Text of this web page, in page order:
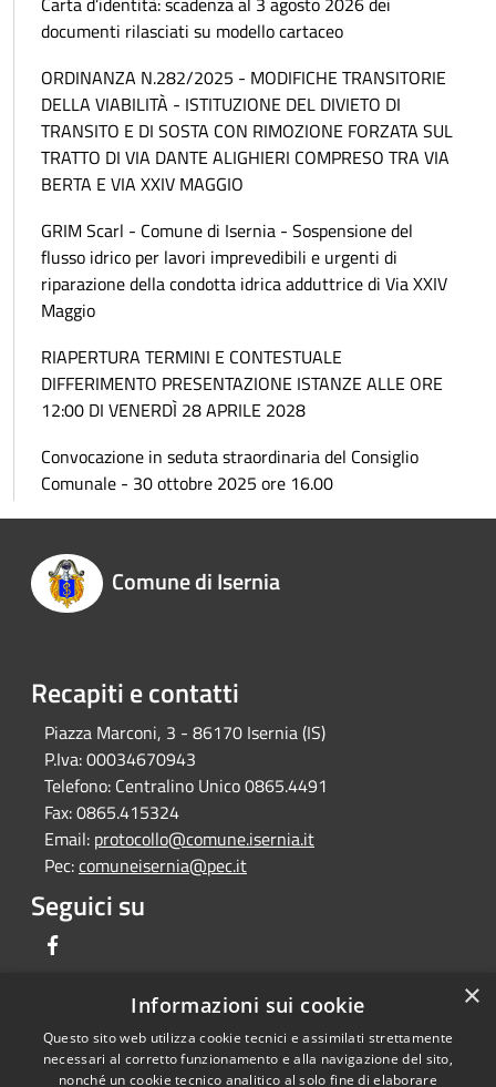
documenti rilasciati su modello cartaceo
ORDINANZA N.282/2025 - MODIFICHE TRANSITORIE
DELLA VIABILITÀ - ISTITUZIONE DEL DIVIETO DI
TRANSITO E DI SOSTA CON RIMOZIONE FORZATA SUL
TRATTO DI VIA DANTE ALIGHIERI COMPRESO TRA VIA
BERTA E VIA XXIV MAGGIO
GRIM Scarl - Comune di Isernia - Sospensione del
flusso idrico per lavori imprevedibili e urgenti di
riparazione della condotta idrica adduttrice di Via XXIV
Maggio
RIAPERTURA TERMINI E CONTESTUALE
DIFFERIMENTO PRESENTAZIONE ISTANZE ALLE ORE
12:00 DI VENERDÌ 28 APRILE 2028
Convocazione in seduta straordinaria del Consiglio
Comunale - 30 ottobre 2025 ore 16.00
Comune di Isernia
Recapiti e contatti
Piazza Marconi, 3 - 86170 Isernia (IS)
P.Iva:00034670943
Telefono: Centralino Unico 0865.4491
Fax:0865.415324
Email: protocollo@comune.isernia.it
Pec:comuneisernia@pec.it
Seguici su
RSS
Accessibilità
Copyright © 2026 • Comune di
Isernia • Powered by
×
Informazioni sui cookie
Questo sito web utilizza cookie tecnici e assimilati strettamente
necessari al corretto funzionamento e alla navigazione del sito,
nonché un cookie tecnico analitico al solo fine di elaborare